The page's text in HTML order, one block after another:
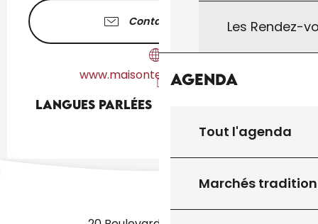
Les Rendez-
Agenda
Tout l'agenda
Marchés
Contactez-nous
www.maisontetedebois.com
Langues parlées
Langues parlées